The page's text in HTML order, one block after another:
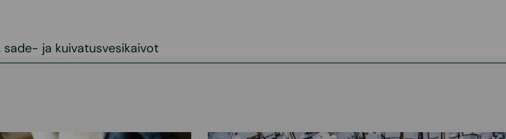
ja kuivatusvesikaivot